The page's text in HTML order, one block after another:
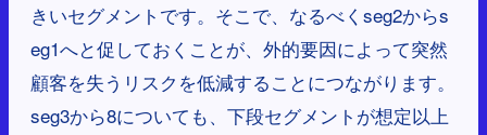
きいセグメントです。そこで、なるべくseg2からs
eg1へと促しておくことが、外的要因によって突然
顧客を失うリスクを低減することにつながります。
seg3から8についても、下段セグメントが想定以上